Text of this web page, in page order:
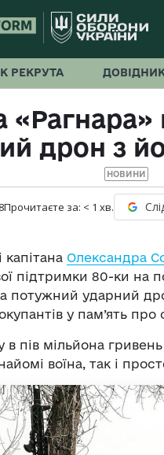
РЕКРУТА
дрон з
НОВИНИ
Прочитаєте за: < 1 хв.
капітана Олександра
підтримки 80-ки на
потужний ударний
у пам’ять про
в пів мільйона
воїна, так і